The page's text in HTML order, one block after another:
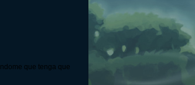
que tenga que